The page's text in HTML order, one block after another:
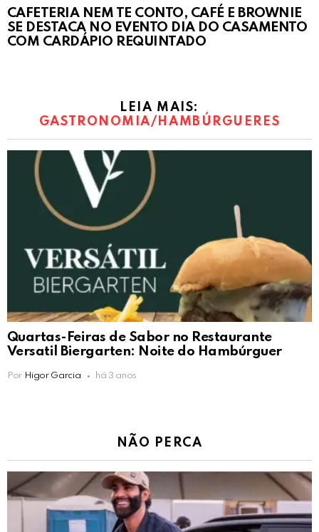
CAFETERIA NEM TE CONTO, CAFÉ E BROWNIE
SE DESTACA NO EVENTO DIA DO CASAMENTO
COM CARDÁPIO REQUINTADO
LEIA MAIS:
GASTRONOMIA/HAMBÚRGUERES
Quartas-Feiras de Sabor no Restaurante
Versatil Biergarten: Noite do Hambúrguer
Por Higor Garcia há 3 anos
NÃO PERCA